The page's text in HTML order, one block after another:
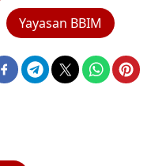
Yayasan BBIM